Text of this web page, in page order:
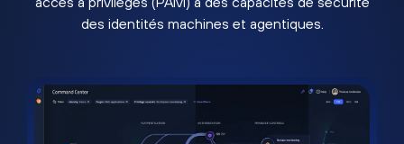
des identités machines et agentiques.